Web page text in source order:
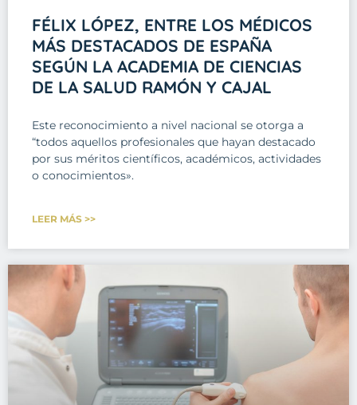
FÉLIX LÓPEZ, ENTRE LOS MÉDICOS
MÁS DESTACADOS DE ESPAÑA
SEGÚN LA ACADEMIA DE CIENCIAS
DE LA SALUD RAMÓN Y CAJAL
Este reconocimiento a nivel nacional se otorga a
“todos aquellos profesionales que hayan destacado
por sus méritos científicos, académicos, actividades
o conocimientos».
LEER MÁS >>